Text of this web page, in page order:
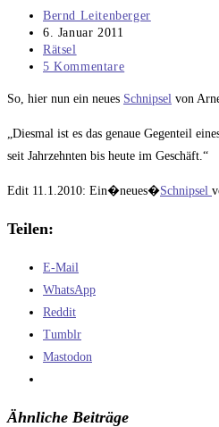
Beitrags-
Autor:
Bernd Leitenberger
Beitrag
veröffentlicht:
6. Januar 2011
Beitrags-
Kategorie:
Rätsel
Beitrags-
5 Kommentare
So, hier nun ein neues Schnipsel von
„Diesmal ist es das genaue Gegenteil
seit Jahrzehnten bis heute im Geschäft.“
Edit 11.1.2010: Ein�neues�Schnipsel
Teilen:
E-Mail
WhatsApp
Reddit
Tumblr
Mastodon
Ähnliche Beiträge